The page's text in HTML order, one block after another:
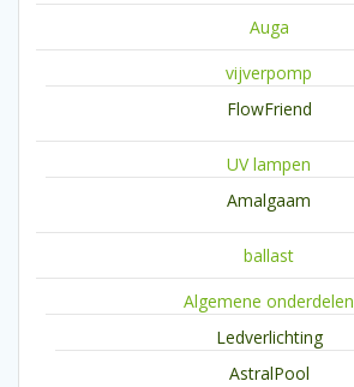
Auga
vijverpomp
FlowFriend
UV lampen
Amalgaam
ballast
Algemene onderdelen
Ledverlichting
AstralPool